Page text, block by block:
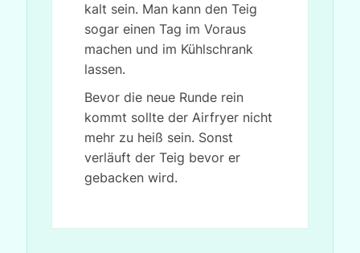
kalt sein. Man kann den Teig
sogar einen Tag im Voraus
machen und im Kühlschrank
lassen.
Bevor die neue Runde rein
kommt sollte der Airfryer nicht
mehr zu heiß sein. Sonst
verläuft der Teig bevor er
gebacken wird.